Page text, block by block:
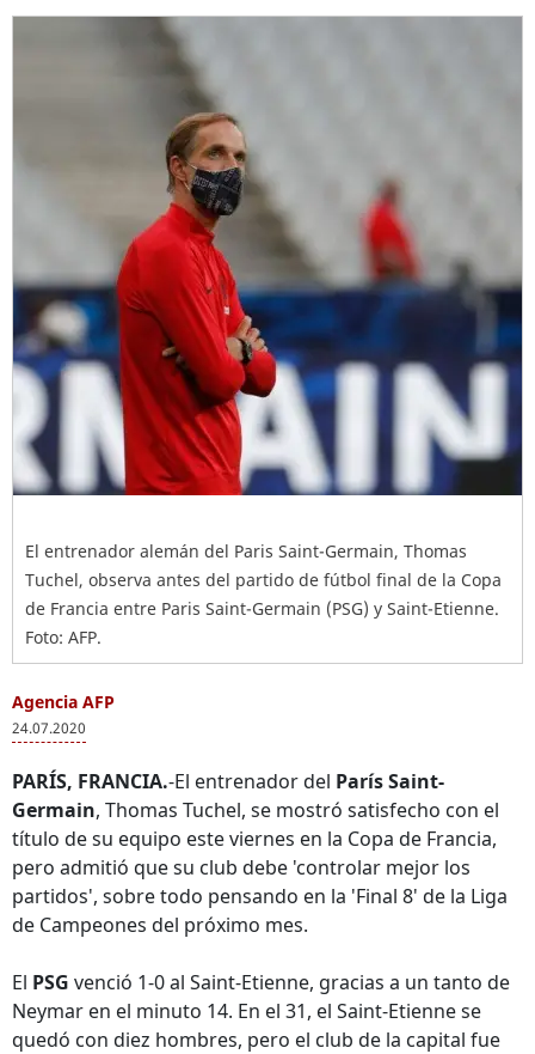
El entrenador alemán del Paris Saint-Germain, Thomas
Tuchel, observa antes del partido de fútbol final de la Copa
de Francia entre Paris Saint-Germain (PSG) y Saint-Etienne.
Foto: AFP.
Agencia AFP
24.07.2020
PARÍS, FRANCIA.-El entrenador del París Saint-
Germain, Thomas Tuchel, se mostró satisfecho con el
título de su equipo este viernes en la Copa de Francia,
pero admitió que su club debe 'controlar mejor los
partidos', sobre todo pensando en la 'Final 8' de la Liga
de Campeones del próximo mes.
El PSG venció 1-0 al Saint-Etienne, gracias a un tanto de
Neymar en el minuto 14. En el 31, el Saint-Etienne se
quedó con diez hombres, pero el club de la capital fue